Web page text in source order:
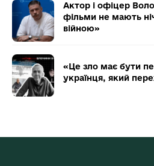
Актор і офіцер
фільми не мають
війною»
«Це зло має бути
українця, який